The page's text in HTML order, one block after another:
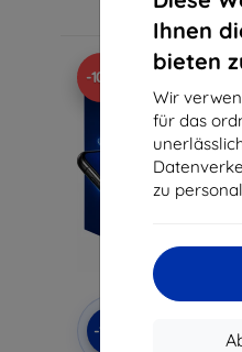
Ihnen
bieten
Wir
für das
zu
Auf Lager 3 Stk.
-10%
-10%